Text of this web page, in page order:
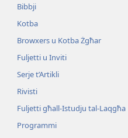
Bibbji
Kotba
Browxers u Kotba Żgħar
Fuljetti u Inviti
Serje t’Artikli
Rivisti
Fuljetti għall-Istudju tal-Laqgħa
Programmi